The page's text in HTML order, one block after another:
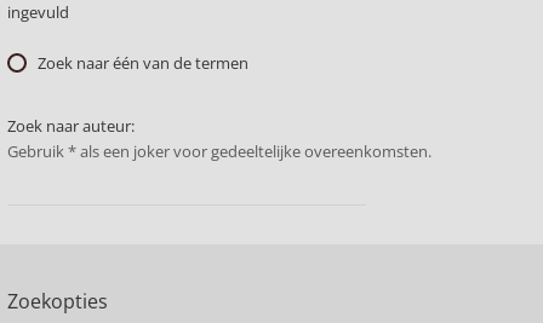
ingevuld
Zoek naar één van de termen
Zoek naar auteur:
Gebruik * als een joker voor gedeeltelijke overeenkomsten.
Zoekopties